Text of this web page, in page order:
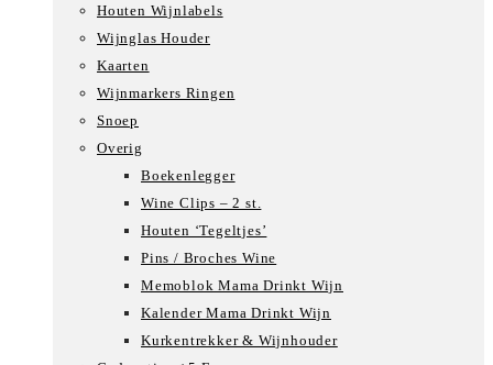
Houten Wijnlabels
Wijnglas Houder
Kaarten
Wijnmarkers Ringen
Snoep
Overig
Boekenlegger
Wine Clips – 2 st.
Houten ‘Tegeltjes’
Pins / Broches Wine
Memoblok Mama Drinkt Wijn
Kalender Mama Drinkt Wijn
Kurkentrekker & Wijnhouder